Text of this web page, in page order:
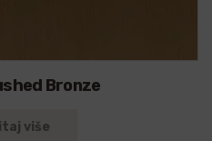
Bronze
više